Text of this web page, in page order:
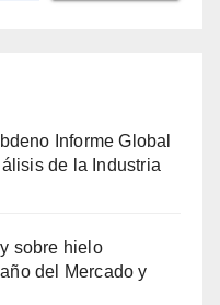
Informe Global
de la Industria
sobre hielo
del Mercado y